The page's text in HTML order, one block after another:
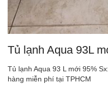
Tủ lạnh Aqua 93L
Tủ lạnh Aqua 93 L mới 95%
hàng miễn phí tại TPHCM